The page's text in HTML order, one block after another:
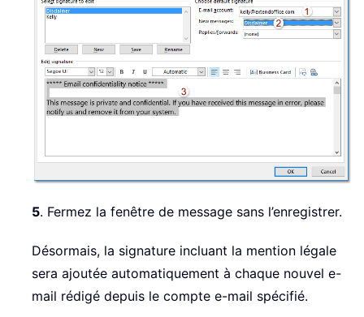
5. Fermez la fenêtre de message sans l’enregistrer.
Désormais, la signature incluant la mention légale
sera ajoutée automatiquement à chaque nouvel e-
mail rédigé depuis le compte e-mail spécifié.